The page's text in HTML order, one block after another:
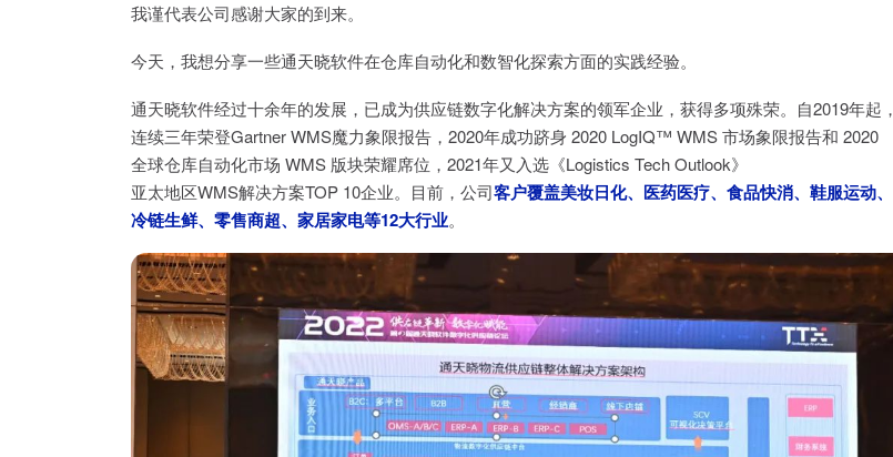
我谨代表公司感谢大家的到来。
今天，我想分享一些通天晓软件在仓库自动化和数智化探索方面的实践经验。
通天晓软件经过十余年的发展，已成为供应链数字化解决方案的领军企业，获得多项殊荣。自2019年起，
连续三年荣登Gartner WMS魔力象限报告，2020年成功跻身 2020 LogIQ™ WMS 市场象限报告和 2020
全球仓库自动化市场 WMS 版块荣耀席位，2021年又入选《Logistics Tech Outlook》
亚太地区WMS解决方案TOP 10企业。目前，公司客户覆盖美妆日化、医药医疗、食品快消、鞋服运动、
冷链生鲜、零售商超、家居家电等12大行业。